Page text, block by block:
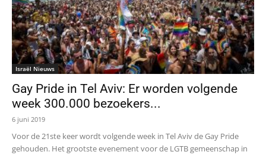
Israël Nieuws
Gay Pride in Tel Aviv: Er worden volgende
week 300.000 bezoekers...
6 juni 2019
Voor de 21ste keer wordt volgende week in Tel Aviv de Gay Pride
gehouden. Het grootste evenement voor de LGTB gemeenschap in